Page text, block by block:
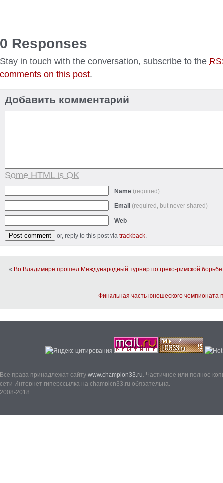
0 Responses
Stay in touch with the conversation, subscribe to the
comments on this post.
Добавить комментарий
Some HTML is OK
Name (required)
Email (required, but never shared)
Web
or, reply to this post via trackback.
« Во Владимире прошел Международный турнир по греко-римской борьбе
Финальная часть юношеского чемпионата
Все права принадлежат сайту www.champion33.ru. Частичное или полное
сети Интернет гиперссылка на champion33.ru обязательна.
2008-2018